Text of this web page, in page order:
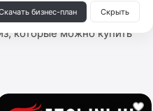
которые можно купить
бизнес-план Скрыть